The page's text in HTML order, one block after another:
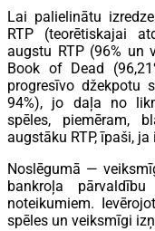
Lai palielinātu
RTP (teorētiskajai
augstu RTP (96% un
Book of Dead
progresīvo džekpotu
94%), jo daļa no
spēles, piemēram,
augstāku RTP, īpaši,
Noslēgumā —
bankroļa
noteikumiem.
spēles un veiksmīgi